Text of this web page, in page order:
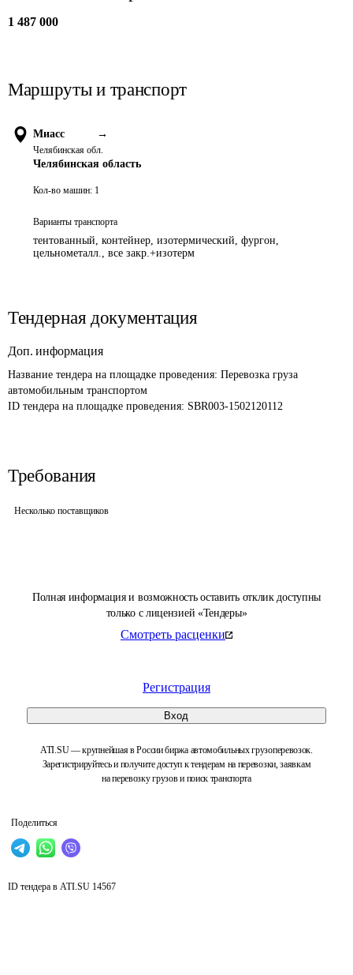
Полная информация и возможность оставить отклик доступны
только с лицензией «Тендеры»
Смотреть расценки
Регистрация
Вход
ATI.SU — крупнейшая в России биржа автомобильных грузоперевозок.
Зарегистрируйтесь и получите доступ к тендерам на перевозки, заявкам
на перевозку грузов и поиск транспорта
Поделиться
1 487 000
Маршруты и транспорт
Миасс →
Челябинская обл.
Челябинская область
Кол-во машин: 1
Варианты транспорта
тентованный, контейнер, изотермический, фургон,
цельнометалл., все закр.+изотерм
Тендерная документация
Доп. информация
Название тендера на площадке проведения: Перевозка груза
автомобильным транспортом
ID тендера на площадке проведения: SBR003-1502120112
Требования
Несколько поставщиков
ID тендера в ATI.SU 14567